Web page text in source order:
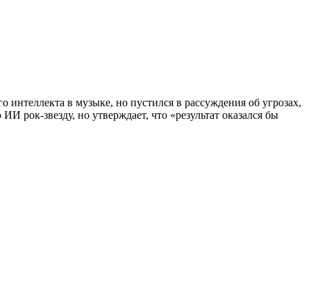
в музыке, но пустился в рассуждения об угрозах,
рок-звезду, но утверждает, что «результат оказался бы